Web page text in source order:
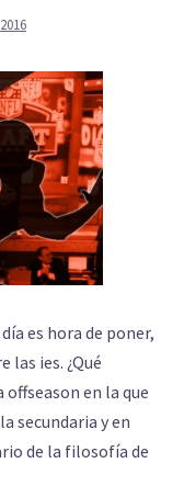
es hora de poner,
ies. ¿Qué
en la que
secundaria y en
de la filosofía de